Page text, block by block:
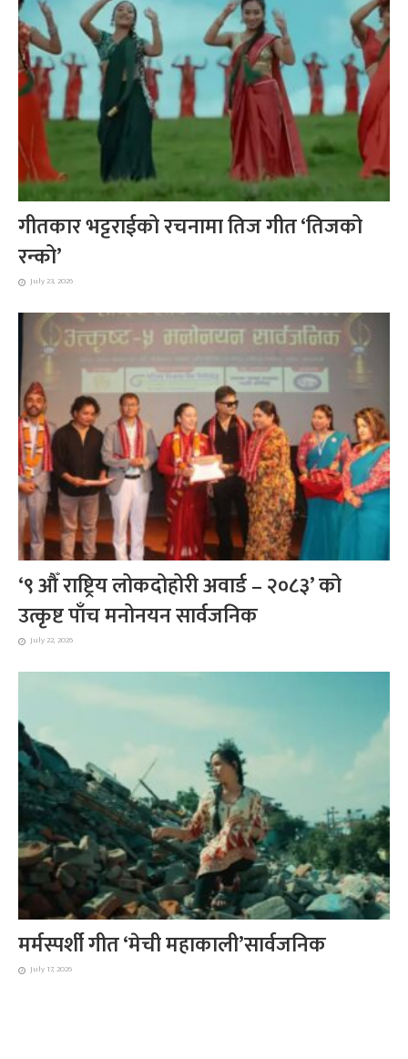
गीतकार भट्टराईको रचनामा तिज गीत ‘तिजको
रन्को’
July 23, 2026
‘९ औँ राष्ट्रिय लोकदोहोरी अवार्ड – २०८३’ को
उत्कृष्ट पाँच मनोनयन सार्वजनिक
July 22, 2026
मर्मस्पर्शी गीत ‘मेची महाकाली’सार्वजनिक
July 17, 2026